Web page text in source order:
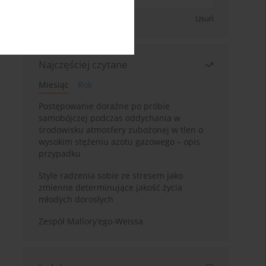
Usuń
Najczęściej czytane
Miesiąc
Rok
Postępowanie doraźne po próbie
samobójczej podczas oddychania w
środowisku atmosfery zubożonej w tlen o
wysokim stężeniu azotu gazowego – opis
przypadku
Style radzenia sobie ze stresem jako
zmienne determinujące jakość życia
młodych dorosłych
Zespół Mallory’ego-Weissa